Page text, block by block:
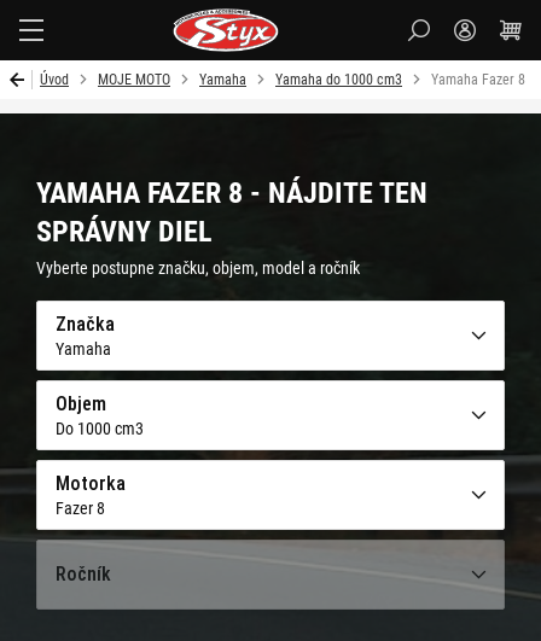
Úvod MOJE MOTO Yamaha Yamaha do 1000 cm3 Yamaha Fazer 8
YAMAHA FAZER 8 - NÁJDITE TEN
SPRÁVNY DIEL
Vyberte postupne značku, objem, model a ročník
Značka
Yamaha
Objem
Do 1000 cm3
Motorka
Fazer 8
Ročník